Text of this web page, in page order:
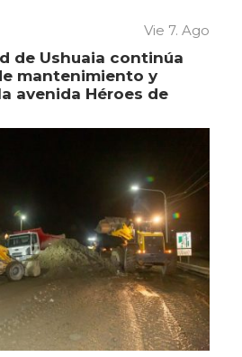
Vie 7. Ago
de Ushuaia continúa
mantenimiento y
avenida Héroes de